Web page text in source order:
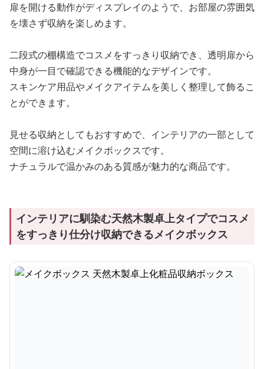
扉を開ける動作がディスプレイのようで、お部屋の雰囲気
を壊さず収納を楽しめます。
二段式の棚構造でコスメをすっきり収納でき、透明扉から
中身が一目で確認できる機能的なデザインです。
スキンケア用品やメイクアイテムを美しく整理して飾るこ
とができます。
見せる収納としてもおすすめで、インテリアの一部として
空間に溶け込むメイクボックスです。
ナチュラルで温かみのある質感が魅力的な商品です。
インテリアに馴染む天然木製卓上タイプでコスメ
をすっきり仕分け収納できるメイクボックス